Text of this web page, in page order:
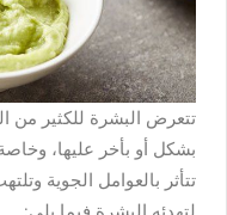
تتعرض البشرة للكثير من
بشكل أو بأخر عليها،
تتأثر بالعوامل الجوية